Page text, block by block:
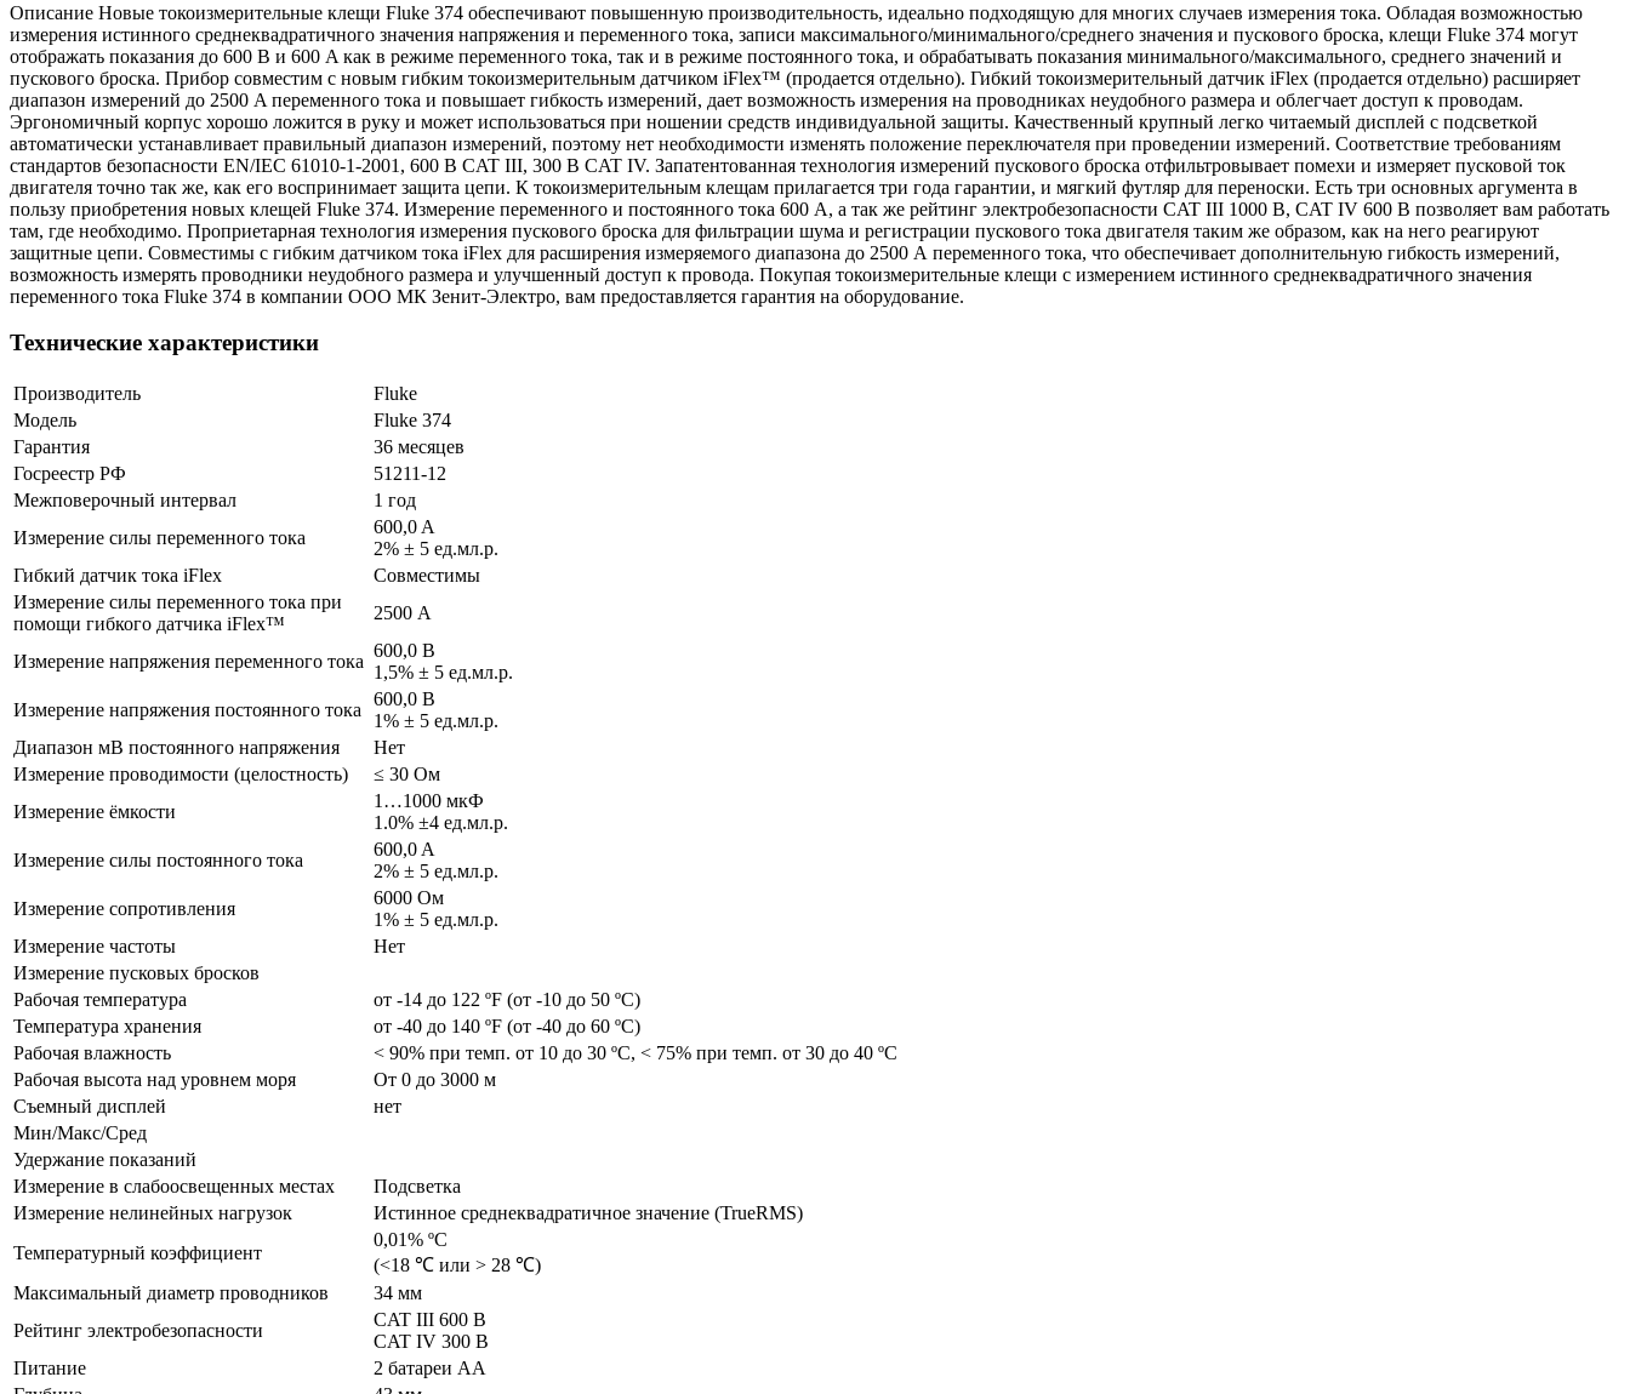
Описание Новые токоизмерительные клещи Fluke 374 обеспечивают повышенную производительность, идеально подходящую для многих случаев измерения тока. Обладая возможностью
измерения истинного среднеквадратичного значения напряжения и переменного тока, записи максимального/минимального/среднего значения и пускового броска, клещи Fluke 374 могут
отображать показания до 600 В и 600 A как в режиме переменного тока, так и в режиме постоянного тока, и обрабатывать показания минимального/максимального, среднего значений и
пускового броска. Прибор совместим с новым гибким токоизмерительным датчиком iFlex™ (продается отдельно). Гибкий токоизмерительный датчик iFlex (продается отдельно) расширяет
диапазон измерений до 2500 A переменного тока и повышает гибкость измерений, дает возможность измерения на проводниках неудобного размера и облегчает доступ к проводам.
Эргономичный корпус хорошо ложится в руку и может использоваться при ношении средств индивидуальной защиты. Качественный крупный легко читаемый дисплей с подсветкой
автоматически устанавливает правильный диапазон измерений, поэтому нет необходимости изменять положение переключателя при проведении измерений. Соответствие требованиям
стандартов безопасности EN/IEC 61010-1-2001, 600 В CAT III, 300 В CAT IV. Запатентованная технология измерений пускового броска отфильтровывает помехи и измеряет пусковой ток
двигателя точно так же, как его воспринимает защита цепи. К токоизмерительным клещам прилагается три года гарантии, и мягкий футляр для переноски. Есть три основных аргумента в
пользу приобретения новых клещей Fluke 374. Измерение переменного и постоянного тока 600 A, а так же рейтинг электробезопасности CAT III 1000 В, CAT IV 600 В позволяет вам работать
там, где необходимо. Проприетарная технология измерения пускового броска для фильтрации шума и регистрации пускового тока двигателя таким же образом, как на него реагируют
защитные цепи. Совместимы с гибким датчиком тока iFlex для расширения измеряемого диапазона до 2500 А переменного тока, что обеспечивает дополнительную гибкость измерений,
возможность измерять проводники неудобного размера и улучшенный доступ к провода. Покупая токоизмерительные клещи с измерением истинного среднеквадратичного значения
переменного тока Fluke 374 в компании ООО МК Зенит-Электро, вам предоставляется гарантия на оборудование.
Технические характеристики
Производитель
Fluke
Модель
Fluke 374
Гарантия
36 месяцев
Госреестр РФ
51211-12
Межповерочный интервал
1 год
Измерение силы переменного тока
600,0 A
2% ± 5 ед.мл.р.
Гибкий датчик тока iFlex
Совместимы
Измерение силы переменного тока при
помощи гибкого датчика iFlex™
2500 А
Измерение напряжения переменного тока
600,0 В
1,5% ± 5 ед.мл.р.
Измерение напряжения постоянного тока
600,0 В
1% ± 5 ед.мл.р.
Диапазон мВ постоянного напряжения
Нет
Измерение проводимости (целостность)
≤ 30 Ом
Измерение ёмкости
1…1000 мкФ
1.0% ±4 ед.мл.р.
Измерение силы постоянного тока
600,0 A
2% ± 5 ед.мл.р.
Измерение сопротивления
6000 Ом
1% ± 5 ед.мл.р.
Измерение частоты
Нет
Измерение пусковых бросков
Рабочая температура
от -14 до 122 ºF (от -10 до 50 ºC)
Температура хранения
от -40 до 140 ºF (от -40 до 60 ºC)
Рабочая влажность
< 90% при темп. от 10 до 30 ºC, < 75% при темп. от 30 до 40 ºC
Рабочая высота над уровнем моря
От 0 до 3000 м
Съемный дисплей
нет
Мин/Макс/Сред
Удержание показаний
Измерение в слабоосвещенных местах
Подсветка
Измерение нелинейных нагрузок
Истинное среднеквадратичное значение (TrueRMS)
Температурный коэффициент
0,01% ºC
(<18 ℃ или > 28 ℃)
Максимальный диаметр проводников
34 мм
Рейтинг электробезопасности
CAT III 600 В
CAT IV 300 В
Питание
2 батареи АА